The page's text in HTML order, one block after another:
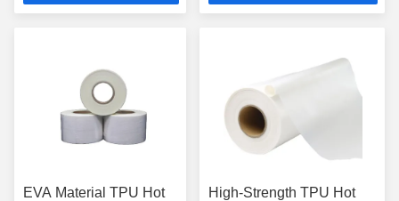
Resistance
Lamination
EVA Material TPU Hot
High-Strength TPU Hot